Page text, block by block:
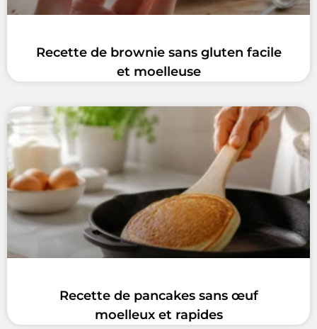
Recette de brownie sans gluten facile
et moelleuse
Recette de pancakes sans œuf
moelleux et rapides